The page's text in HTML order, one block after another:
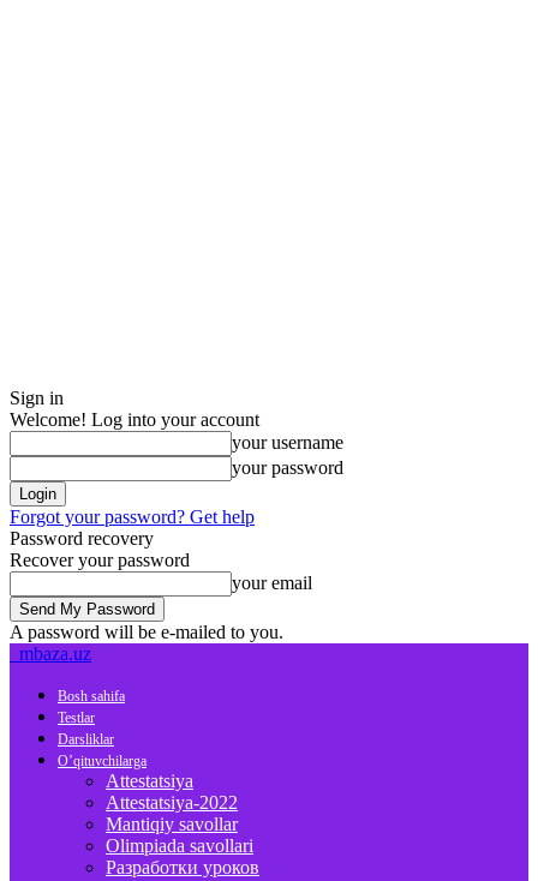
Sign in
Welcome! Log into your account
your username
your password
Forgot your password? Get help
Password recovery
Recover your password
your email
A password will be e-mailed to you.
mbaza.uz
Bosh sahifa
Testlar
Darsliklar
O’qituvchilarga
Attestatsiya
Attestatsiya-2022
Mantiqiy savollar
Olimpiada savollari
Разработки уроков